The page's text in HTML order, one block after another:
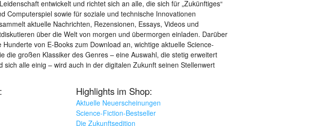
entwickelt und richtet sich an alle, die sich für „Zukünftiges“
Computerspiel sowie für soziale und technische Innovationen
aktuelle Nachrichten, Rezensionen, Essays, Videos und
über die Welt von morgen und übermorgen einladen. Darüber
von E-Books zum Download an, wichtige aktuelle Science-
die großen Klassiker des Genres – eine Auswahl, die stetig erweitert
sich alle einig – wird auch in der digitalen Zukunft seinen Stellenwert
Highlights im Shop:
Aktuelle Neuerscheinungen
Science-Fiction-Bestseller
Die Zukunftsedition